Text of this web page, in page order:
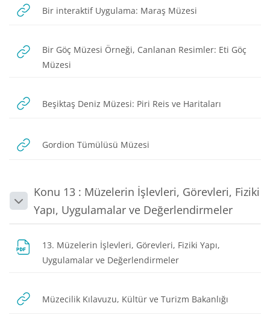
Bir interaktif Uygulama: Maraş Müzesi
Bir Göç Müzesi Örneği, Canlanan Resimler: Eti Göç
Müzesi
Beşiktaş Deniz Müzesi: Piri Reis ve Haritaları
Gordion Tümülüsü Müzesi
Daralt
Konu 13 : Müzelerin İşlevleri, Görevleri, Fiziki
Yapı, Uygulamalar ve Değerlendirmeler
13. Müzelerin İşlevleri, Görevleri, Fiziki Yapı,
Uygulamalar ve Değerlendirmeler
Müzecilik Kılavuzu, Kültür ve Turizm Bakanlığı